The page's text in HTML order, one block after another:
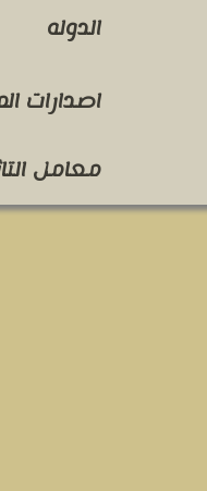
الدوله
اصدارات
معامل